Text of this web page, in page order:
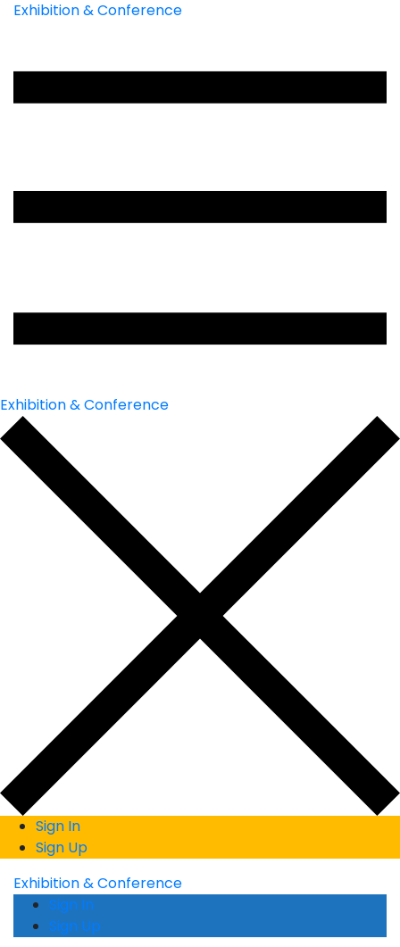
Exhibition & Conference
Exhibition & Conference
Sign In
Sign Up
Exhibition & Conference
Sign In
Sign Up